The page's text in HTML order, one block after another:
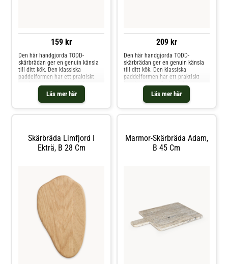
159 kr
Läs mer här
Den här handgjorda TODD-
skärbrädan ger en genuin känsla
till ditt kök. Den klassiska
paddelformen har ett praktiskt
handtag som gör det enkelt att
servera ost och chark. Perfekt
både till vardags och när du vill
bjuda gäster på något extra.
209 kr
Läs mer här
Den här handgjorda TODD-
skärbrädan ger en genuin känsla
till ditt kök. Den klassiska
paddelformen har ett praktiskt
handtag som gör det enkelt att
servera ost och chark. Perfekt
både till vardags och när du vill
bjuda gäster på något extra.
Skärbräda Limfjord I
Ekträ, B 28 Cm
Marmor-Skärbräda Adam,
B 45 Cm